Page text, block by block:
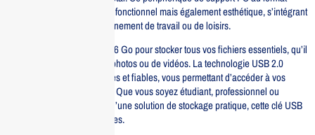
standard est non seulement fonctionnel mais également esthétique, s’intégrant
parfaitement à votre environnement de travail ou de loisirs.
Profitez d’une capacité de 16 Go pour stocker tous vos fichiers essentiels, qu’il
s’agisse de documents, de photos ou de vidéos. La technologie USB 2.0
garantit des transferts rapides et fiables, vous permettant d’accéder à vos
données en toute simplicité. Que vous soyez étudiant, professionnel ou
simplement à la recherche d’une solution de stockage pratique, cette clé USB
répondra à toutes vos attentes.